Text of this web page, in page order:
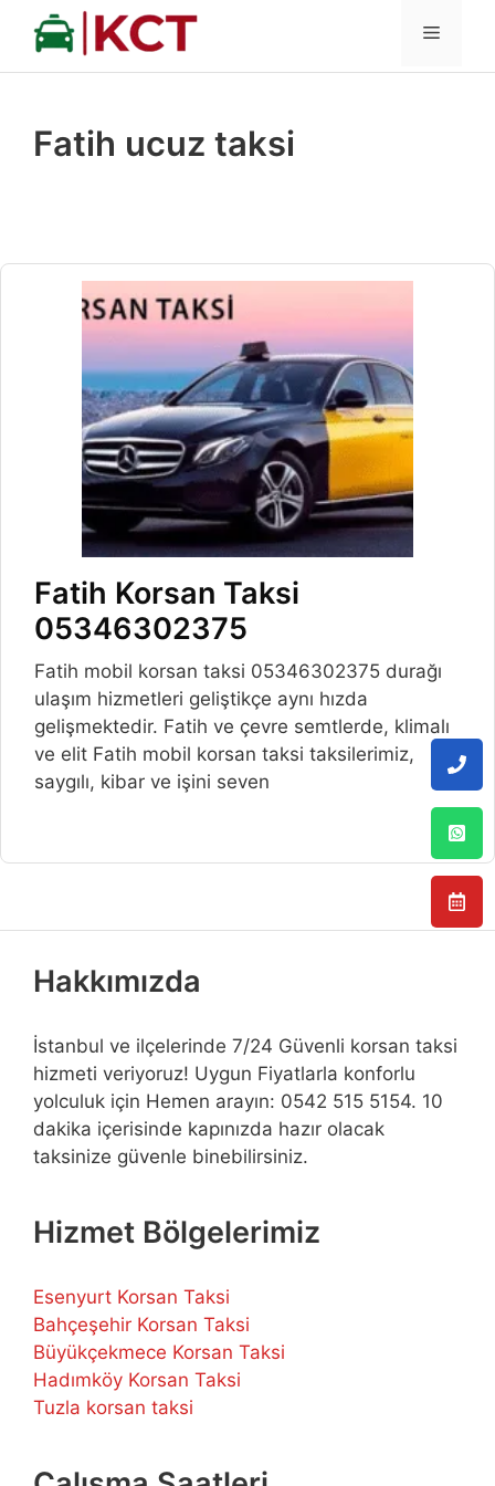
İçeriğe
MENÜ
Fatih ucuz taksi
Fatih Korsan Taksi
05346302375
Fatih mobil korsan taksi 05346302375 durağı
ulaşım hizmetleri geliştikçe aynı hızda
gelişmektedir. Fatih ve çevre semtlerde, klimalı
ve elit Fatih mobil korsan taksi taksilerimiz,
saygılı, kibar ve işini seven
Hakkımızda
İstanbul ve ilçelerinde 7/24 Güvenli korsan taksi
hizmeti veriyoruz! Uygun Fiyatlarla konforlu
yolculuk için Hemen arayın: 0542 515 5154. 10
dakika içerisinde kapınızda hazır olacak
taksinize güvenle binebilirsiniz.
Hizmet Bölgelerimiz
Esenyurt Korsan Taksi
Bahçeşehir Korsan Taksi
Büyükçekmece Korsan Taksi
Hadımköy Korsan Taksi
Tuzla korsan taksi